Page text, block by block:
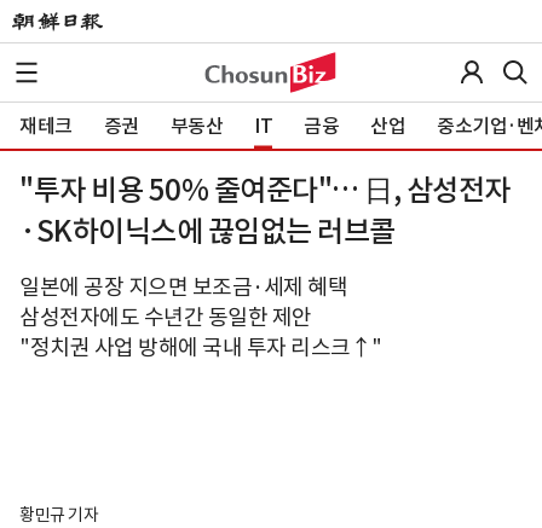
재테크 증권 부동산 IT 금융 산업 중소기업·벤
"투자 비용 50% 줄여준다"… 日, 삼성전자
·SK하이닉스에 끊임없는 러브콜
일본에 공장 지으면 보조금·세제 혜택
삼성전자에도 수년간 동일한 제안
"정치권 사업 방해에 국내 투자 리스크↑"
황민규 기자